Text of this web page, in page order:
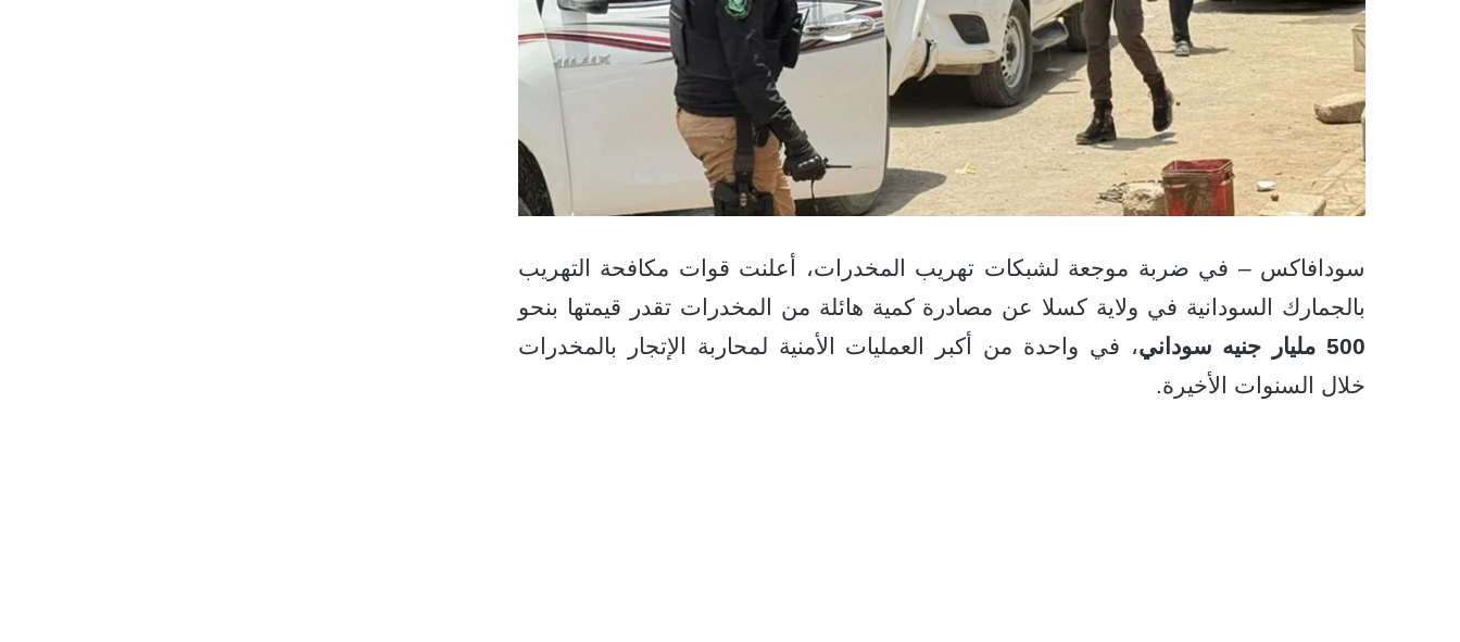
سودافاكس – في ضربة موجعة لشبكات تهريب المخدرات، أعلنت قوات مكافحة التهريب
بالجمارك السودانية في ولاية كسلا عن مصادرة كمية هائلة من المخدرات تقدر قيمتها بنحو
500 مليار جنيه سوداني
، في واحدة من أكبر العمليات الأمنية لمحاربة الإتجار بالمخدرات
خلال السنوات الأخيرة.